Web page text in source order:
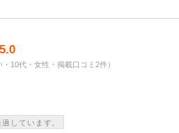
5.0
10代・女性・掲載口コミ2件）
しています。